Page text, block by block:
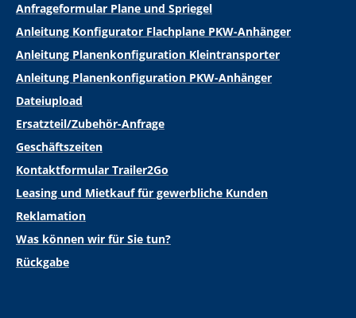
Anfrageformular Plane und Spriegel
Anleitung Konfigurator Flachplane PKW-Anhänger
Anleitung Planenkonfiguration Kleintransporter
Anleitung Planenkonfiguration PKW-Anhänger
Dateiupload
Ersatzteil/Zubehör-Anfrage
Geschäftszeiten
Kontaktformular Trailer2Go
Leasing und Mietkauf für gewerbliche Kunden
Reklamation
Was können wir für Sie tun?
Rückgabe